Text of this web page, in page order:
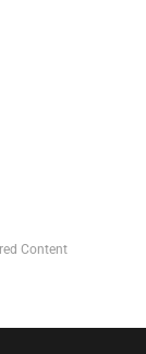
Content